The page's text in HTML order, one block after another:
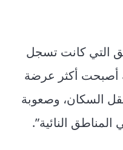
التي كانت تسجل
أصبحت أكثر عرضة
السكان، وصعوبة
النائية”.